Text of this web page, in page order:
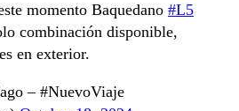
momento Baquedano #L5
combinación disponible,
en exterior.
– #NuevoViaje